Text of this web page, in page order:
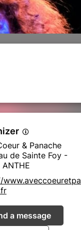
& Panache
de Sainte Foy -
www.aveccoeuretpa
a message